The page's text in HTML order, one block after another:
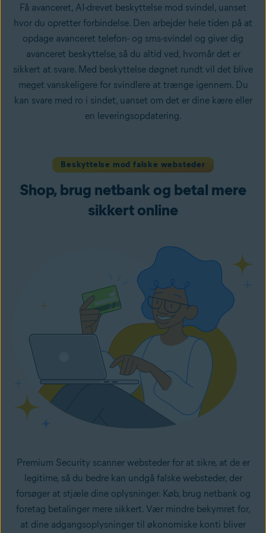
Få avanceret, AI-drevet beskyttelse mod svindel, uanset
hvor du opretter forbindelse. Den arbejder hele tiden på at
opdage avanceret telefon- og sms-svindel og giver dig
avanceret beskyttelse, så du altid ved, hvornår det er
sikkert at svare. Med beskyttelse døgnet rundt vil det blive
meget vanskeligere for svindlere at trænge igennem. Du
kan svare med ro i sindet, uanset om det er dine kære eller
en leveringsopdatering.
Beskyttelse mod falske websteder
Shop, brug netbank og betal mere
sikkert online
Premium Security scanner websteder for at sikre, at de er
legitime, så du bedre kan undgå falske websteder, der
forsøger at stjæle dine oplysninger. Køb, brug netbank og
foretag betalinger mere sikkert. Vær mindre bekymret for,
at dine adgangsoplysninger til økonomiske konti bliver